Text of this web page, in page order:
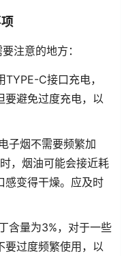
注意的地方：
C接口充电，
要避免过度充电，以
子烟不需要频繁加
，烟油可能会接近耗
感变得干燥。应及时
含量为3%，对于一些
要过度频繁使用，以